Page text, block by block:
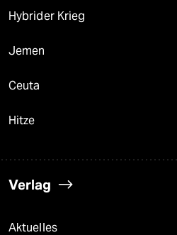
Hybrider Krieg
Jemen
Ceuta
Hitze
Verlag
Aktuelles